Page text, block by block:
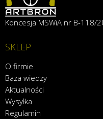
Koncesja MSWiA nr B-118/
SKLEP
O firmie
Baza wiedzy
Aktualności
Wysyłka
Regulamin